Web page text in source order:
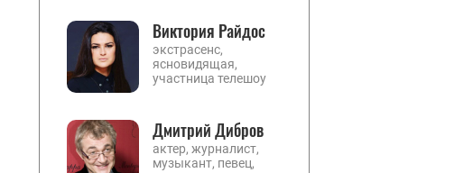
Виктория Райдос
экстрасенс,
ясновидящая,
участница телешоу
Дмитрий Дибров
актер, журналист,
музыкант, певец,